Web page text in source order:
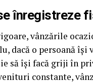
înregistreze
vânzările
dacă o persoană își
să își facă griji în
constante,